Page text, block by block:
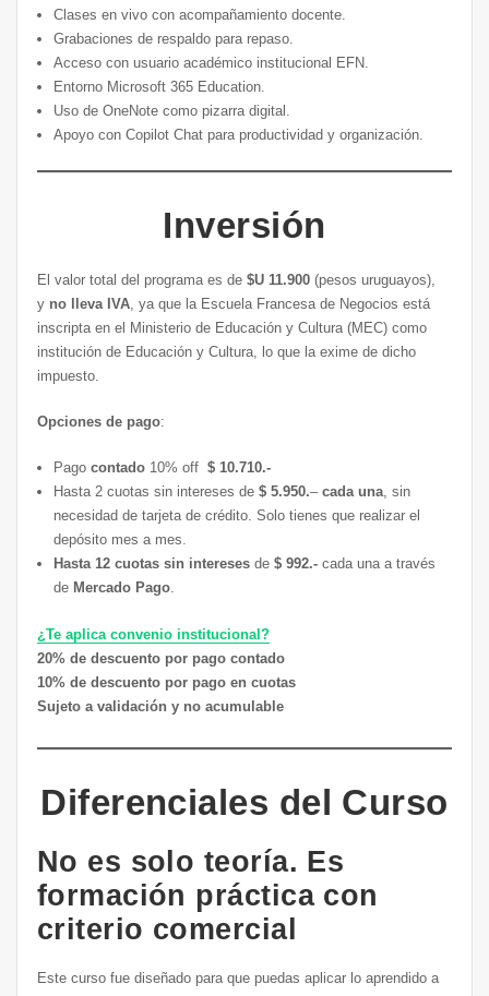
Clases en vivo con acompañamiento docente.
Grabaciones de respaldo para repaso.
Acceso con usuario académico institucional EFN.
Entorno Microsoft 365 Education.
Uso de OneNote como pizarra digital.
Apoyo con Copilot Chat para productividad y organización.
Inversión
El valor total del programa es de $U 11.900(pesos uruguayos),
y no lleva IVA, ya que la Escuela Francesa de Negocios está
inscripta en el Ministerio de Educación y Cultura (MEC) como
institución de Educación y Cultura, lo que la exime de dicho
impuesto.
Opciones de pago:
Pago contado10% off $ 10.710.-
Hasta 2 cuotas sin intereses de $ 5.950.– cada una, sin
necesidad de tarjeta de crédito. Solo tienes que realizar el
depósito mes a mes.
Hasta 12 cuotas sin interesesde $ 992.-cada una a través
de Mercado Pago.
¿Te aplica convenio institucional?
20% de descuento por pago contado
10% de descuento por pago en cuotas
Sujeto a validación y no acumulable
Diferenciales del Curso
No es solo teoría. Es
formación práctica con
criterio comercial
Este curso fue diseñado para que puedas aplicar lo aprendido a